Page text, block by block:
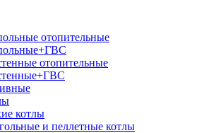
отопительные
отопительные
котлы
и пеллетные котлы